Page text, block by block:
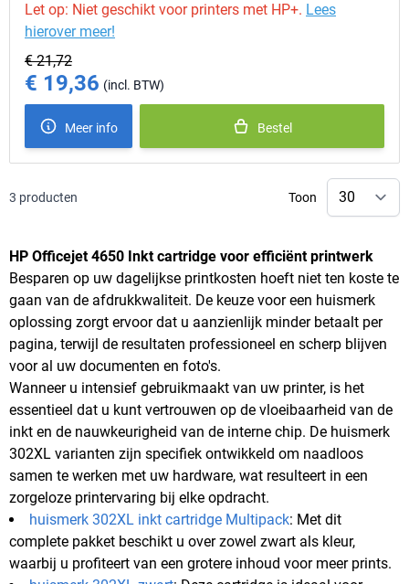
Let op: Niet geschikt voor printers met HP+. Lees
hierover meer!
€ 21,72
Special Price
€ 19,36
Meer info Bestel
3 producten Toon
HP Officejet 4650 Inkt cartridge voor efficiënt printwerk
Besparen op uw dagelijkse printkosten hoeft niet ten koste te
gaan van de afdrukkwaliteit. De keuze voor een huismerk
oplossing zorgt ervoor dat u aanzienlijk minder betaalt per
pagina, terwijl de resultaten professioneel en scherp blijven
voor al uw documenten en foto's.
Wanneer u intensief gebruikmaakt van uw printer, is het
essentieel dat u kunt vertrouwen op de vloeibaarheid van de
inkt en de nauwkeurigheid van de interne chip. De huismerk
302XL varianten zijn specifiek ontwikkeld om naadloos
samen te werken met uw hardware, wat resulteert in een
zorgeloze printervaring bij elke opdracht.
huismerk 302XL inkt cartridge Multipack: Met dit
complete pakket beschikt u over zowel zwart als kleur,
waarbij u profiteert van een grotere inhoud voor meer prints.